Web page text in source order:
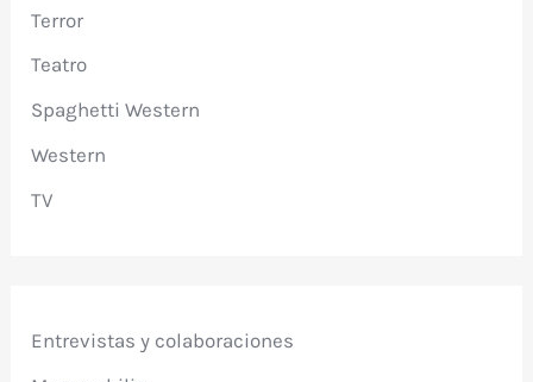
Terror
Teatro
Spaghetti Western
Western
TV
Entrevistas y colaboraciones